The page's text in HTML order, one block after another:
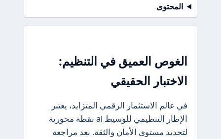
المحتوى
الغوص العميق في التنظيم:
الاختبار الحقيقي
في عالم الاستثمار الرقمي المتزايد، يعتبر
الإطار التنظيمي للوسيط ai نقطة محورية
لتحديد مستوى الأمان والثقة. بعد مراجعة